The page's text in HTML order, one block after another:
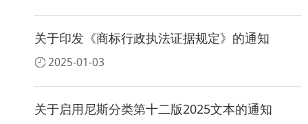
关于印发《商标行政执法证据规定》的通知
2025-01-03
关于启用尼斯分类第十二版2025文本的通知